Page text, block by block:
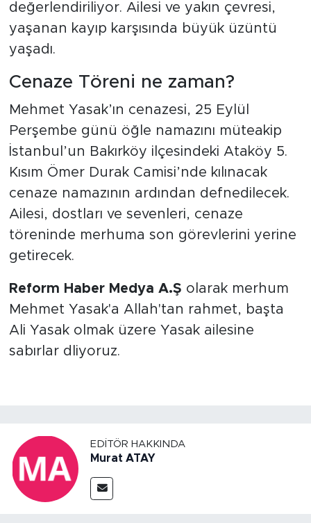
değerlendiriliyor. Ailesi ve yakın çevresi,
yaşanan kayıp karşısında büyük üzüntü
yaşadı.
Cenaze Töreni ne zaman?
Mehmet Yasak’ın cenazesi, 25 Eylül
Perşembe günü öğle namazını müteakip
İstanbul’un Bakırköy ilçesindeki Ataköy 5.
Kısım Ömer Durak Camisi’nde kılınacak
cenaze namazının ardından defnedilecek.
Ailesi, dostları ve sevenleri, cenaze
töreninde merhuma son görevlerini yerine
getirecek.
Reform Haber Medya A.Ş olarak merhum
Mehmet Yasak'a Allah'tan rahmet, başta
Ali Yasak olmak üzere Yasak ailesine
sabırlar dliyoruz.
EDITÖR HAKKINDA
Murat ATAY